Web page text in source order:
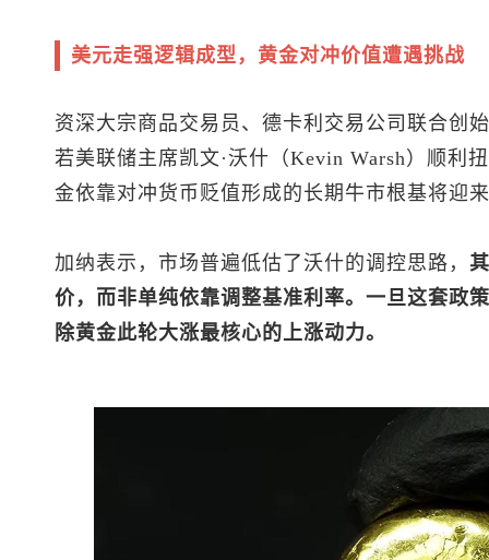
美元走强逻辑成型，黄金对冲价值遭遇挑战
资深大宗商品交易员、德卡利交易公司联合创
若美联储主席凯文·沃什（Kevin Warsh）顺利
金依靠对冲货币贬值形成的长期牛市根基将迎
加纳表示，市场普遍低估了沃什的调控思路，
价，而非单纯依靠调整基准利率。一旦这套政
除黄金此轮大涨最核心的上涨动力。